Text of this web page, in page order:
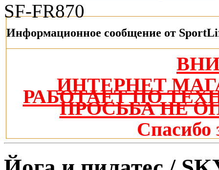
SF-FR870
Информационное сообщение от
ИНТЕРНЕТ
РАБОТАЕТ ПО
ПРОСЬБА НЕ
Спасибо